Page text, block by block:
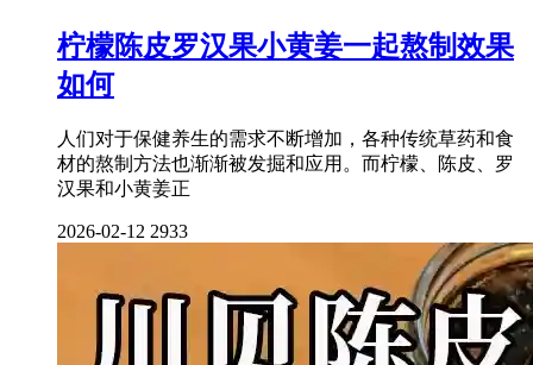
柠檬陈皮罗汉果小黄姜一起熬制效果
如何
人们对于保健养生的需求不断增加，各种传统草药和食
材的熬制方法也渐渐被发掘和应用。而柠檬、陈皮、罗
汉果和小黄姜正
2026-02-12 2933